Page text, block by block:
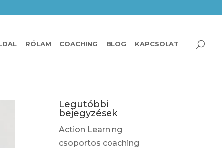
RÓLAM COACHING BLOG KAPCSOLAT
Legutóbbi
bejegyzések
Action Learning
csoportos coaching